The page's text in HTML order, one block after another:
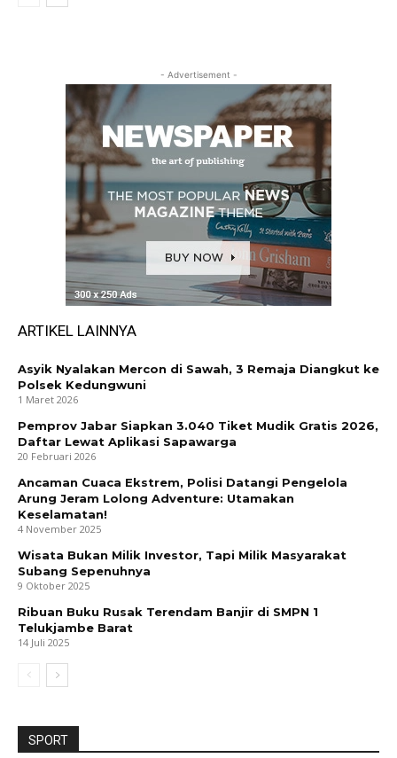
- Advertisement -
ARTIKEL LAINNYA
Asyik Nyalakan Mercon di Sawah, 3 Remaja Diangkut ke
Polsek Kedungwuni
1 Maret 2026
Pemprov Jabar Siapkan 3.040 Tiket Mudik Gratis 2026,
Daftar Lewat Aplikasi Sapawarga
20 Februari 2026
Ancaman Cuaca Ekstrem, Polisi Datangi Pengelola
Arung Jeram Lolong Adventure: Utamakan
Keselamatan!
4 November 2025
Wisata Bukan Milik Investor, Tapi Milik Masyarakat
Subang Sepenuhnya
9 Oktober 2025
Ribuan Buku Rusak Terendam Banjir di SMPN 1
Telukjambe Barat
14 Juli 2025
SPORT